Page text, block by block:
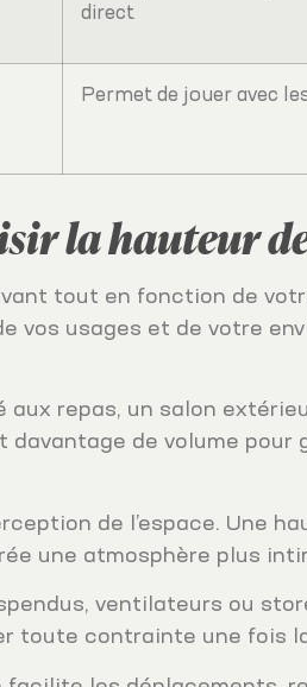
direct
Permet de jouer avec
la hauteur
tout en fonction de
vos usages et de votre
repas, un salon
davantage de volume pour
de l’espace. Une
une atmosphère plus
ventilateurs ou
toute contrainte une fois